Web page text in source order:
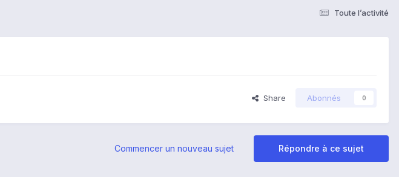
Toute l’activité
Share Abonnés 0
Répondre à ce sujet
Commencer un nouveau sujet